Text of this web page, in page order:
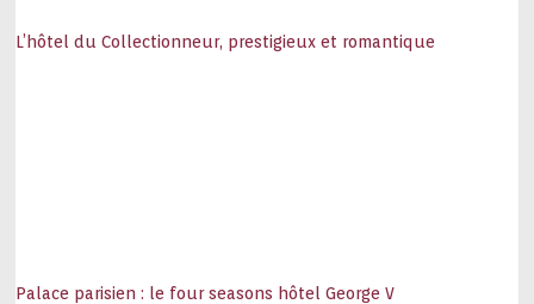
L’hôtel du Collectionneur, prestigieux et romantique
Palace parisien : le four seasons hôtel George V